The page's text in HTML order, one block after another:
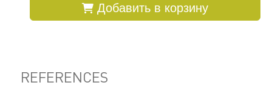
Добавить в корзину
REFERENCES